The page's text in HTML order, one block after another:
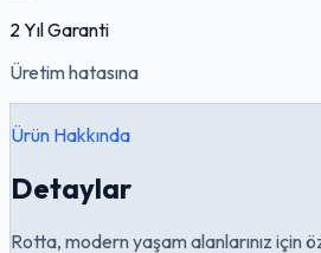
2 Yıl Garanti
Üretim hatasına
Ürün Hakkında
Detaylar
Rotta, modern yaşam alanlarınız için